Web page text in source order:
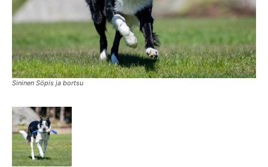
Sininen Söpis ja bortsu